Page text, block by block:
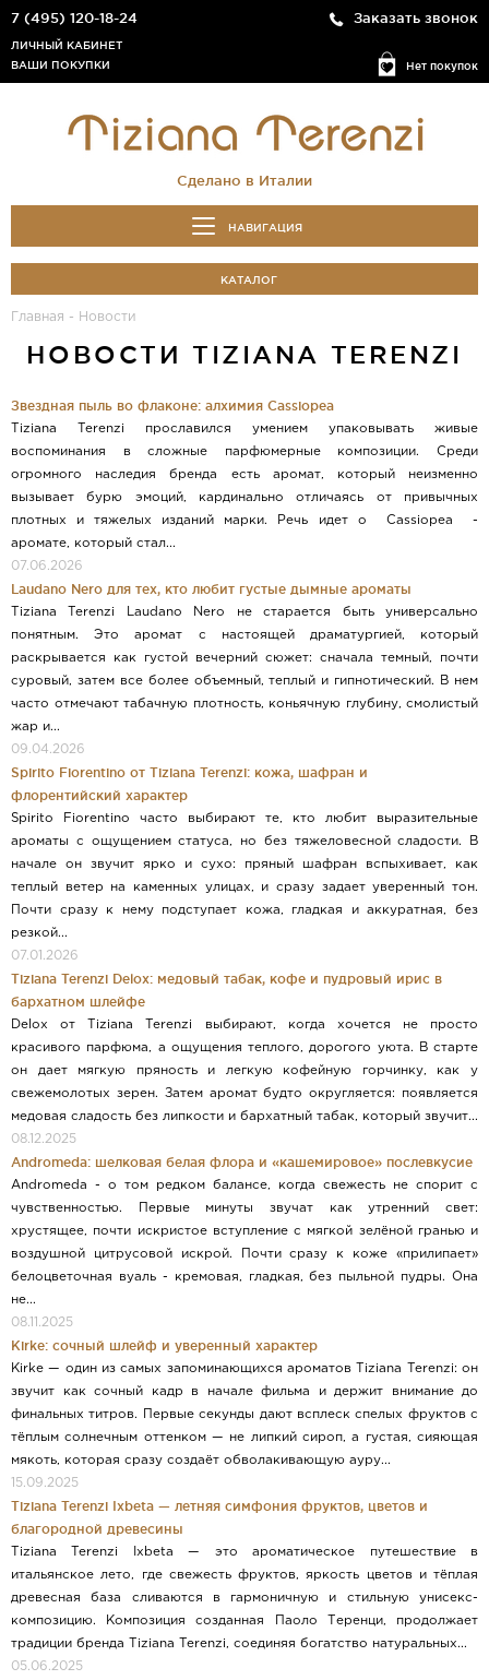
7 (495) 120-18-24 Заказать звонок
Нет покупок
ЛИЧНЫЙ КАБИНЕТ
ВАШИ ПОКУПКИ
Сделано в Италии
НАВИГАЦИЯ
КАТАЛОГ
Главная - Новости
НОВОСТИ TIZIANA TERENZI
Звездная пыль во флаконе: алхимия Cassiopea
Tiziana Terenzi прославился умением упаковывать живые
воспоминания в сложные парфюмерные композиции. Среди
огромного наследия бренда есть аромат, который неизменно
вызывает бурю эмоций, кардинально отличаясь от привычных
плотных и тяжелых изданий марки. Речь идет о Cassiopea -
аромате, который стал...
07.06.2026
Laudano Nero для тех, кто любит густые дымные ароматы
Tiziana Terenzi Laudano Nero не старается быть универсально
понятным. Это аромат с настоящей драматургией, который
раскрывается как густой вечерний сюжет: сначала темный, почти
суровый, затем все более объемный, теплый и гипнотический. В нем
часто отмечают табачную плотность, коньячную глубину, смолистый
жар и...
09.04.2026
Spirito Fiorentino от Tiziana Terenzi: кожа, шафран и
флорентийский характер
Spirito Fiorentino часто выбирают те, кто любит выразительные
ароматы с ощущением статуса, но без тяжеловесной сладости. В
начале он звучит ярко и сухо: пряный шафран вспыхивает, как
теплый ветер на каменных улицах, и сразу задает уверенный тон.
Почти сразу к нему подступает кожа, гладкая и аккуратная, без
резкой...
07.01.2026
Tiziana Terenzi Delox: медовый табак, кофе и пудровый ирис в
бархатном шлейфе
Delox от Tiziana Terenzi выбирают, когда хочется не просто
красивого парфюма, а ощущения теплого, дорогого уюта. В старте
он дает мягкую пряность и легкую кофейную горчинку, как у
свежемолотых зерен. Затем аромат будто округляется: появляется
медовая сладость без липкости и бархатный табак, который звучит...
08.12.2025
Andromeda: шелковая белая флора и «кашемировое» послевкусие
Andromeda - о том редком балансе, когда свежесть не спорит с
чувственностью. Первые минуты звучат как утренний свет:
хрустящее, почти искристое вступление с мягкой зелёной гранью и
воздушной цитрусовой искрой. Почти сразу к коже «прилипает»
белоцветочная вуаль - кремовая, гладкая, без пыльной пудры. Она
не...
08.11.2025
Kirke: сочный шлейф и уверенный характер
Kirke — один из самых запоминающихся ароматов Tiziana Terenzi: он
звучит как сочный кадр в начале фильма и держит внимание до
финальных титров. Первые секунды дают всплеск спелых фруктов с
тёплым солнечным оттенком — не липкий сироп, а густая, сияющая
мякоть, которая сразу создаёт обволакивающую ауру...
15.09.2025
Tiziana Terenzi Ixbeta — летняя симфония фруктов, цветов и
благородной древесины
Tiziana Terenzi Ixbeta — это ароматическое путешествие в
итальянское лето, где свежесть фруктов, яркость цветов и тёплая
древесная база сливаются в гармоничную и стильную унисекс-
композицию. Композиция созданная Паоло Теренци, продолжает
традиции бренда Tiziana Terenzi, соединяя богатство натуральных...
05.06.2025